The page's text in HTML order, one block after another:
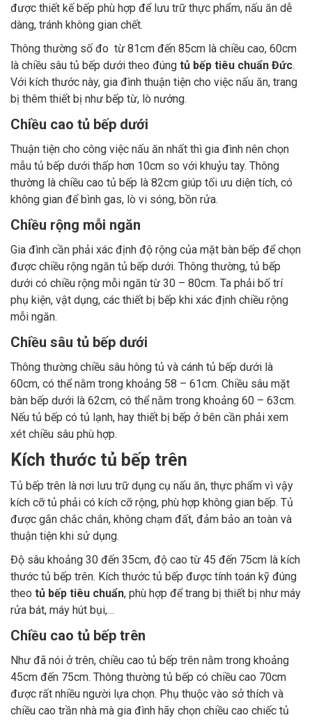
được thiết kế bếp phù hợp để lưu trữ thực phẩm, nấu ăn dễ
dàng, tránh không gian chết.
Thông thường số đo từ 81cm đến 85cm là chiều cao, 60cm
là chiều sâu tủ bếp dưới theo đúng tủ bếp tiêu chuẩn Đức.
Với kích thước này, gia đình thuận tiện cho việc nấu ăn, trang
bị thêm thiết bị như bếp từ, lò nướng.
Chiều cao tủ bếp dưới
Thuận tiện cho công việc nấu ăn nhất thì gia đình nên chọn
mẫu tủ bếp dưới thấp hơn 10cm so với khuỷu tay. Thông
thường là chiều cao tủ bếp là 82cm giúp tối ưu diện tích, có
không gian để bình gas, lò vi sóng, bồn rửa.
Chiều rộng mỗi ngăn
Gia đình cần phải xác định độ rộng của mặt bàn bếp để chọn
được chiều rộng ngăn tủ bếp dưới. Thông thường, tủ bếp
dưới có chiều rộng mỗi ngăn từ 30 – 80cm. Ta phải bố trí
phụ kiện, vật dụng, các thiết bị bếp khi xác định chiều rộng
mỗi ngăn.
Chiều sâu tủ bếp dưới
Thông thường chiều sâu hông tủ và cánh tủ bếp dưới là
60cm, có thể nằm trong khoảng 58 – 61cm. Chiều sâu mặt
bàn bếp dưới là 62cm, có thể nằm trong khoảng 60 – 63cm.
Nếu tủ bếp có tủ lạnh, hay thiết bị bếp ở bên cần phải xem
xét chiều sâu phù hợp.
Kích thước tủ bếp trên
Tủ bếp trên là nơi lưu trữ dụng cụ nấu ăn, thực phẩm vì vậy
kích cỡ tủ phải có kích cỡ rộng, phù hợp không gian bếp. Tủ
được gắn chắc chắn, không chạm đất, đảm bảo an toàn và
thuận tiện khi sử dụng.
Độ sâu khoảng 30 đến 35cm, độ cao từ 45 đến 75cm là kích
thước tủ bếp trên. Kích thước tủ bếp được tính toán kỹ đúng
theo tủ bếp tiêu chuẩn, phù hợp để trang bị thiết bị như máy
rửa bát, máy hút bụi,…
Chiều cao tủ bếp trên
Như đã nói ở trên, chiều cao tủ bếp trên nằm trong khoảng
45cm đến 75cm. Thông thường tủ bếp có chiều cao 70cm
được rất nhiều người lựa chọn. Phụ thuộc vào sở thích và
chiều cao trần nhà mà gia đình hãy chọn chiều cao chiếc tủ